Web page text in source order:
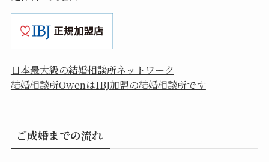
日本最大級の結婚相談所ネットワーク
結婚相談所OwenはIBJ加盟の結婚相談所です
ご成婚までの流れ